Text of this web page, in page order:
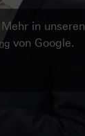
in unseren
von Google.